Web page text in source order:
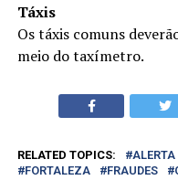
Táxis
Os táxis comuns
meio do taxímetro.
RELATED TOPICS: ALERTA
FORTALEZA
FRAUDES